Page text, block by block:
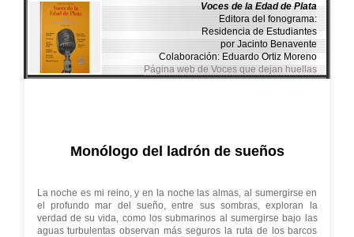
Voces de la Edad de Plata
Editora del fonograma:
Residencia de Estudiantes
por Jacinto Benavente
Colaboración: Eduardo Ortiz Moreno
Página web de Voces que dejan huellas
Monólogo del ladrón de sueños
La noche es mi reino, y en la noche las almas, al sumergirse en
el profundo mar del sueño, entre sus sombras, exploran la
verdad de su vida, como los submarinos al sumergirse bajo las
aguas turbulentas observan más seguros la ruta de los barcos